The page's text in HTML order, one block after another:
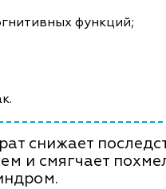
функций;
снижает
и смягчает